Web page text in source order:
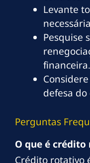
Levante
Pesquise
financeira.
defesa do
Perguntas
O que é
Crédito rotativo